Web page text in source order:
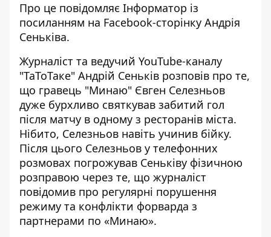
Про це повідомляє Інформатор із
посиланням на Facebook-сторінку Андрія
Сеньківа.
Журналіст та ведучий YouTube-каналу
"ТаТоТаке" Андрій Сеньків розповів про те,
що гравець "Минаю" Євген Селезньов
дуже бурхливо святкував забитий гол
після матчу в одному з ресторанів міста.
Нібито, Селезньов навіть учинив бійку.
Після цього Селезньов у телефонних
розмовах погрожував Сеньківу фізичною
розправою через те, що журналіст
повідомив про регулярні порушення
режиму та конфлікти форварда з
партнерами по «Минаю».